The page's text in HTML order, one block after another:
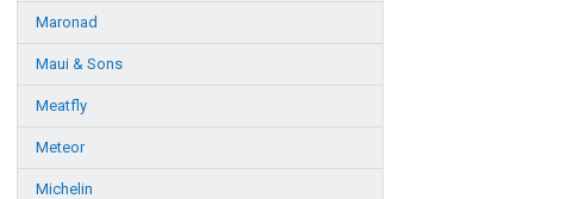
Maronad
Maui & Sons
Meatfly
Meteor
Michelin